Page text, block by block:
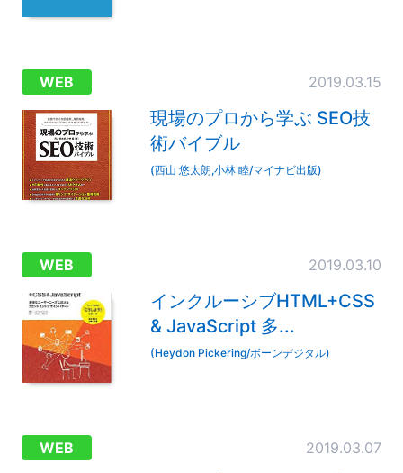
WEB 2019.03.15
現場のプロから学ぶ SEO技
術バイブル
(西山 悠太朗,小林 睦/マイナビ出版)
WEB 2019.03.10
インクルーシブHTML+CSS
& JavaScript 多...
(Heydon Pickering/ボーンデジタル)
WEB 2019.03.07